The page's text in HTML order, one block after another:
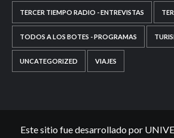
TERCER TIEMPO RADIO - ENTREVISTAS
TODOS A LOS BOTES - PROGRAMAS
UNCATEGORIZED VIAJES
Este sitio fue desarrollado por